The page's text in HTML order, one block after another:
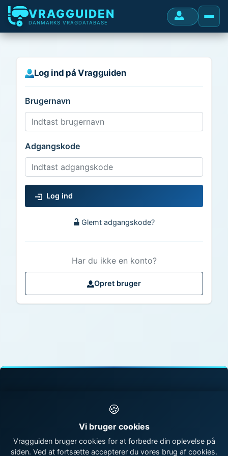
VRAGGUIDEN
DANMARKS VRAGDATABASE
Log ind på Vragguiden
Brugernavn
Adgangskode
Log ind
Glemt adgangskode?
Har du ikke en konto?
Opret bruger
vragdatabase
| Om Vragguiden
🍪
Vi bruger cookies
Vragguiden bruger cookies for at forbedre din oplevelse på
siden. Ved at fortsætte accepterer du vores brug af cookies.